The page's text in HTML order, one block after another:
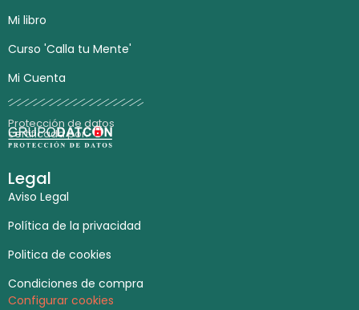
Mi libro
Curso 'Calla tu Mente'
Mi Cuenta
Protección de datos
certificada por:
Legal
Aviso Legal
Política de la privacidad
Politica de cookies
Condiciones de compra
Configurar cookies